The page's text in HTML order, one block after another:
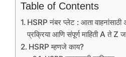
Table of Contents
HSRP नंबर प्लेट : आता वाहनांसाठी
प्रक्रिया आणि संपूर्ण माहिती A ते Z
HSRP म्हणजे काय?